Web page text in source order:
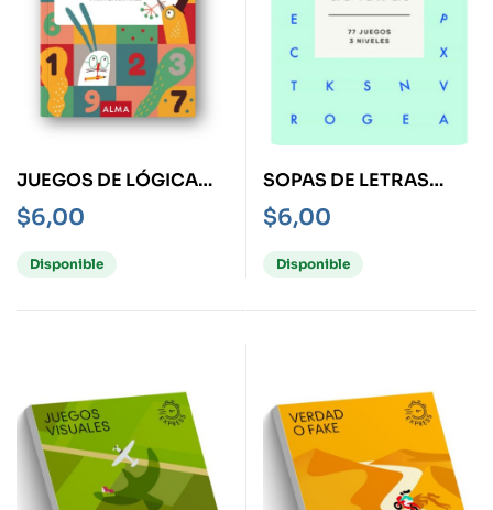
JUEGOS DE LÓGICA
(LOGIC) 60JUEGOS
$6,00
Disponible
SOPAS DE LETRAS
(LOGIC)37 JUEGOS
$6,00
Disponible